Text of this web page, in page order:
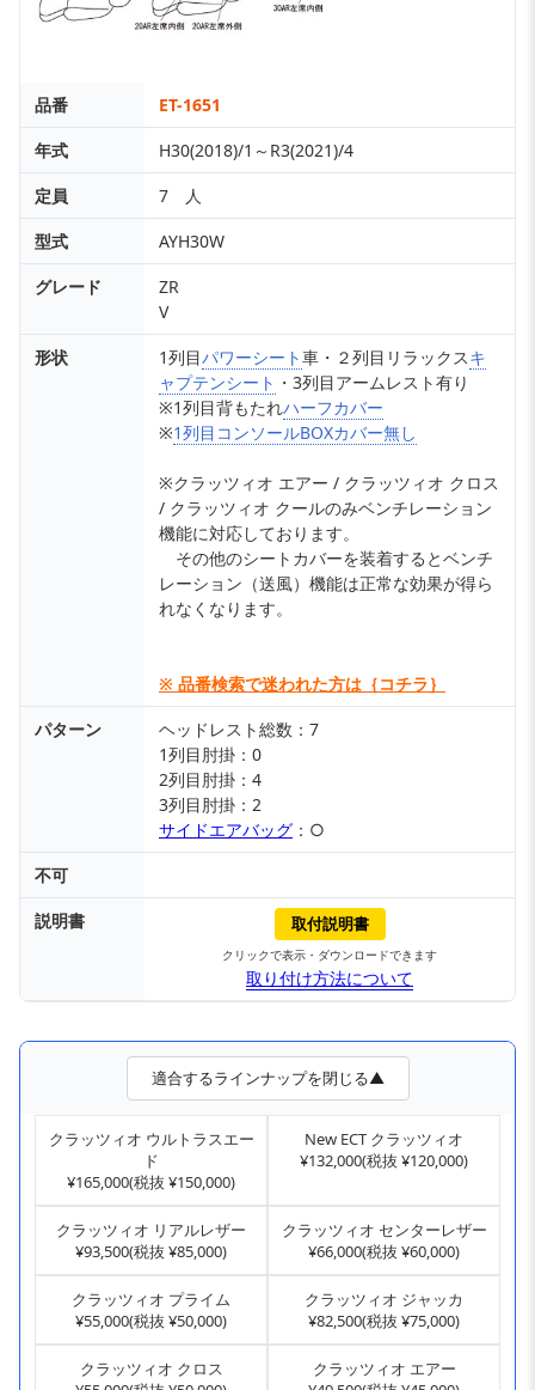
品番
ET-1651
年式
H30(2018)/1～R3(2021)/4
定員
7 人
型式
AYH30W
グレード
ZR
V
形状
1列目パワーシート車・２列目リラックスキ
ャプテンシート ・3列目アームレスト有り
※1列目背もたれハーフカバー
※1列目コンソールBOXカバー無し
※クラッツィオ エアー / クラッツィオ クロス
/ クラッツィオ クールのみベンチレーション
機能に対応しております。
その他のシートカバーを装着するとベンチ
レーション（送風）機能は正常な効果が得ら
れなくなります。
※ 品番検索で迷われた方は｛コチラ｝
パターン
ヘッドレスト総数：7
1列目肘掛：0
2列目肘掛：4
3列目肘掛：2
サイドエアバッグ ：○
不可
説明書
取付説明書
クリックで表示・ダウンロードできます
取り付け方法について
適合するラインナップを閉じる▲
クラッツィオ ウルトラスエー
ド
¥165,000(税抜 ¥150,000)
New ECT クラッツィオ
¥132,000(税抜 ¥120,000)
クラッツィオ リアルレザー
¥93,500(税抜 ¥85,000)
クラッツィオ センターレザー
¥66,000(税抜 ¥60,000)
クラッツィオ プライム
¥55,000(税抜 ¥50,000)
クラッツィオ ジャッカ
¥82,500(税抜 ¥75,000)
クラッツィオ クロス
クラッツィオ エアー